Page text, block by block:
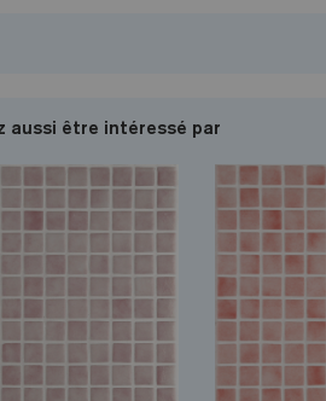
aussi être intéressé par